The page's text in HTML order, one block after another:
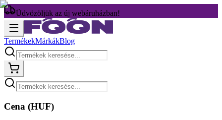
Üdvözöljük az új webáruházban!
TermékekMárkákBlog
Cena (HUF)